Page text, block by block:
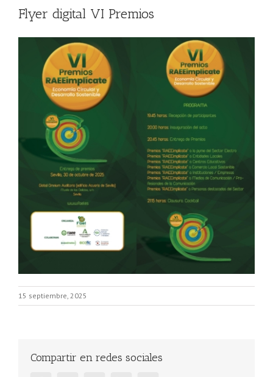
Flyer digital VI Premios
15 septiembre, 2025
Compartir en redes sociales